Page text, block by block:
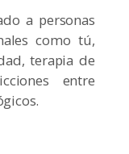
a personas
como tú,
terapia de
entre